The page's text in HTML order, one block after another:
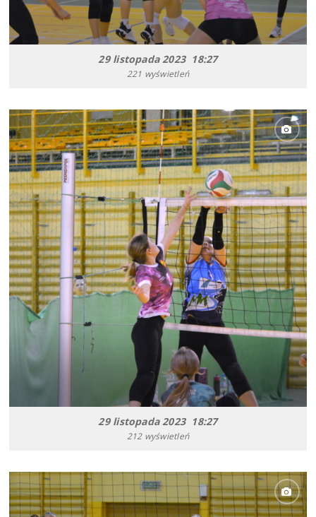
29 listopada 2023 18:27
221 wyświetleń
29 listopada 2023 18:27
212 wyświetleń